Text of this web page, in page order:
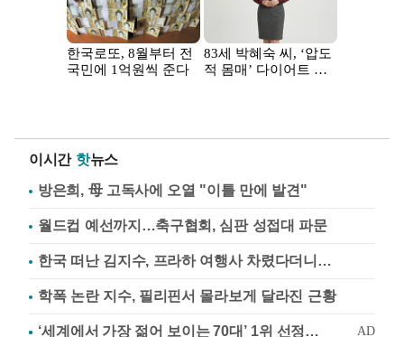
이시간 핫뉴스
방은희, 母 고독사에 오열 "이틀 만에 발견"
월드컵 예선까지…축구협회, 심판 성접대 파문
한국 떠난 김지수, 프라하 여행사 차렸다더니…
학폭 논란 지수, 필리핀서 몰라보게 달라진 근황